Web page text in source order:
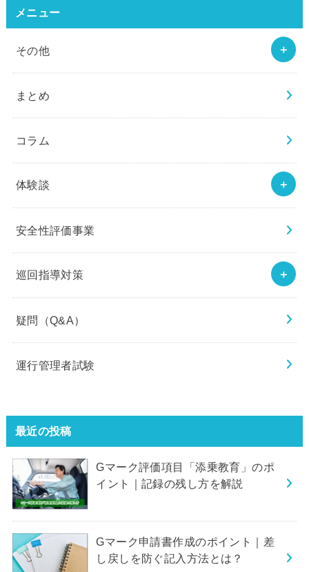
メニュー
その他
まとめ
コラム
体験談
安全性評価事業
巡回指導対策
疑問（Q&A）
運行管理者試験
最近の投稿
Gマーク評価項目「添乗教育」のポ
イント｜記録の残し方を解説
Gマーク申請書作成のポイント｜差
し戻しを防ぐ記入方法とは？